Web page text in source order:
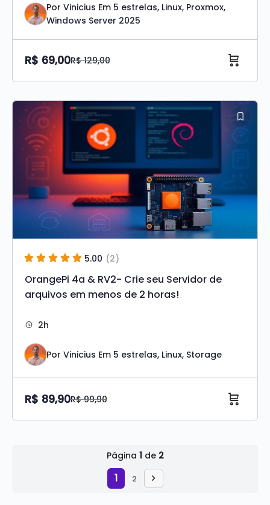
Por Vinicius Em 5 estrelas, Linux, Proxmox,
Windows Server 2025
R$129,00O
preço
Original
era:
R$ 129,00.
R$ 69,00
O
preço
atual
é:
R$ 69,00.
5.00 (2)
OrangePi 4a & RV2- Crie seu Servidor de
arquivos em menos de 2 horas!
2h
Por Vinicius Em 5 estrelas, Linux, Storage
R$99,90O
preço
era:
R$ 99,90.
R$ 89,90
O
preço
é:
R$ 89,90.
Página 1 de 2
1 2